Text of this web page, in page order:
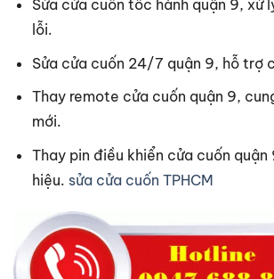
Sửa cửa cuốn tốc hành quận 9, xử
lỗi.
Sửa cửa cuốn 24/7 quận 9, hỗ trợ
Thay remote cửa cuốn quận 9,
mới.
Thay pin điều khiển cửa cuốn
hiệu. sửa cửa cuốn TPHCM